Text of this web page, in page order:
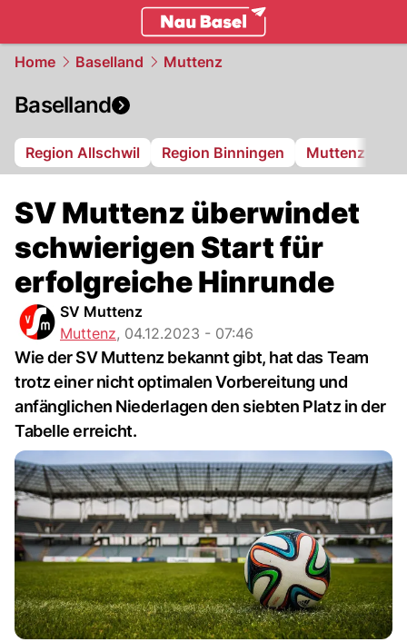
Home Baselland Muttenz
Baselland
Region Allschwil Region Binningen Muttenz
SV Muttenz überwindet
schwierigen Start für
erfolgreiche Hinrunde
SV Muttenz
Muttenz, 04.12.2023 - 07:46
Wie der SV Muttenz bekannt gibt, hat das Team
trotz einer nicht optimalen Vorbereitung und
anfänglichen Niederlagen den siebten Platz in der
Tabelle erreicht.